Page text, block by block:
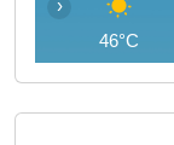
46°C
‹